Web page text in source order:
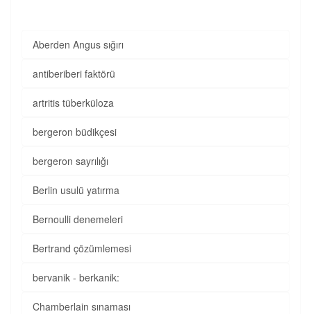
Aberden Angus sığırı
antiberiberi faktörü
artritis tüberküloza
bergeron büdikçesi
bergeron sayrılığı
Berlin usulü yatırma
Bernoulli denemeleri
Bertrand çözümlemesi
bervanik - berkanik:
Chamberlain sınaması